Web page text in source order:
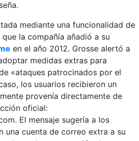
mediante una funcionalidad de
la compañía añadió a su
en el año 2012. Grosse alertó a
medidas extras para
«ataques patrocinados por el
los usuarios recibieron un
provenía directamente de
oficial:
El mensaje sugería a los
una cuenta de correo extra a su